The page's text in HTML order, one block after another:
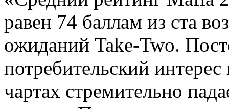
равен 74 баллам из ста
ожиданий Take-Two.
потребительский
чартах стремительно